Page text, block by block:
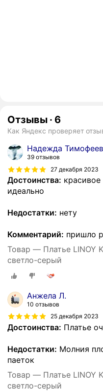
Отзывы · 6
Как Яндекс проверяет
Надежда
39 отзывов
27 декабря 2023
Достоинства:
идеально
Недостатки: нету
Комментарий: пришло
Товар — Платье LINOY
светло-серый
Анжела Л.
10 отзывов
25 декабря 2023
Достоинства: Платье
Недостатки: Молния
паеток
Товар — Платье LINOY
светло-серый